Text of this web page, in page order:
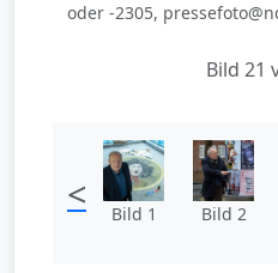
oder -2305,
Bild 21
< Bild 1 Bild 2